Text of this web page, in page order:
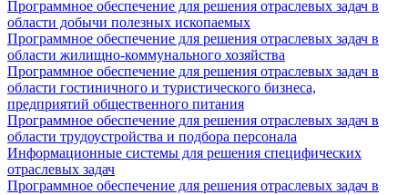
Программное обеспечение для решения отраслевых задач в
области добычи полезных ископаемых
Программное обеспечение для решения отраслевых задач в
области жилищно-коммунального хозяйства
Программное обеспечение для решения отраслевых задач в
области гостиничного и туристического бизнеса,
предприятий общественного питания
Программное обеспечение для решения отраслевых задач в
области трудоустройства и подбора персонала
Информационные системы для решения специфических
отраслевых задач
Программное обеспечение для решения отраслевых задач в